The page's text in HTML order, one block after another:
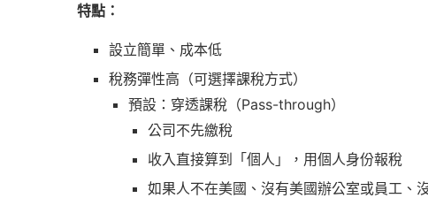
特點：
設立簡單、成本低
稅務彈性高（可選擇課稅方式）
預設：穿透課稅（Pass-through）
公司不先繳稅
收入直接算到「個人」，用個人身份報稅
如果人不在美國、沒有美國辦公室或員工、